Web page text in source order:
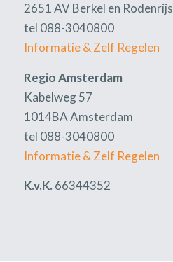
2651 AV Berkel en Rodenrijs
tel 088-3040800
Informatie & Zelf Regelen
Regio Amsterdam
Kabelweg 57
1014BA Amsterdam
tel 088-3040800
Informatie & Zelf Regelen
K.v.K. 66344352